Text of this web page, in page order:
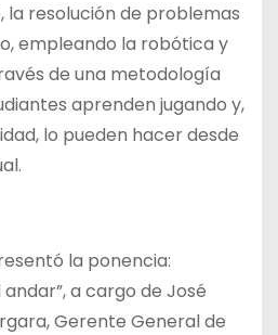
resolución de problemas
empleando la robótica y
de una metodología
aprenden jugando y,
lo pueden hacer desde
la ponencia:
a cargo de José
Gerente General de